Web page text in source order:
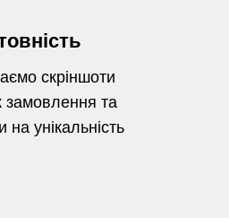
скріншоти
замовлення та
на унікальність